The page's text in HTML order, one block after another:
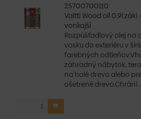
25700700110
Valtti Wood oil 0,9l
vonkajší
Rozpúšťadlový olej na
vosku do exteriéru v
farebných
záhradný nábytok,
na holé drevo alebo
ošetrené drevo.Chráni